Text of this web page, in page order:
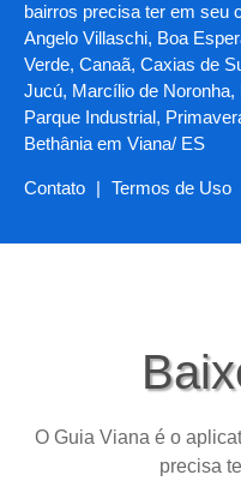
bairros precisa ter em seu
Angelo Villaschi, Boa
Verde, Canaã, Caxias de
Jucú, Marcílio de Noronha,
Parque Industrial,
Bethânia em Viana/ ES
Contato | Termos de Uso
O Guia Viana é o
precisa